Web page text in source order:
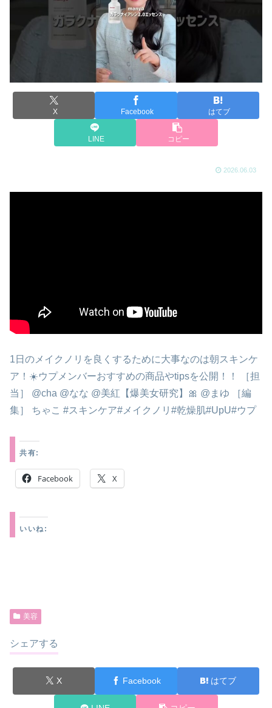
X Facebook はてブ
LINE コピー
2026.06.03
1日のメイクノリを良くするために大事なのは朝スキンケ
ア！☀️ウプメンバーおすすめの商品やtipsを公開！！ ［担
当］ @cha @なな @美紅【爆美女研究】🎀 @まゆ ［編
集］ ちゃこ #スキンケア#メイクノリ#乾燥肌#UpU#ウプ
共有:
Facebook X
いいね:
美容
シェアする
X Facebook はてブ